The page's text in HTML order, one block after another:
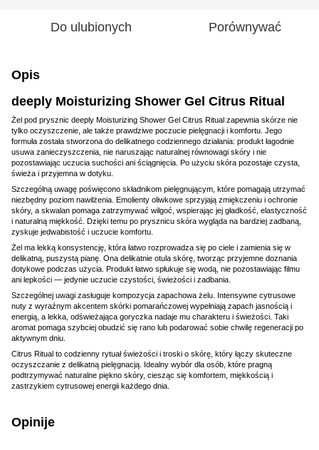
Do ulubionych Porównywać
Opis
deeply Moisturizing Shower Gel Citrus Ritual
Żel pod prysznic deeply Moisturizing Shower Gel Citrus Ritual zapewnia skórze nie
tylko oczyszczenie, ale także prawdziwe poczucie pielęgnacji i komfortu. Jego
formuła została stworzona do delikatnego codziennego działania: produkt łagodnie
usuwa zanieczyszczenia, nie naruszając naturalnej równowagi skóry i nie
pozostawiając uczucia suchości ani ściągnięcia. Po użyciu skóra pozostaje czysta,
świeża i przyjemna w dotyku.
Szczególną uwagę poświęcono składnikom pielęgnującym, które pomagają utrzymać
niezbędny poziom nawilżenia. Emolienty oliwkowe sprzyjają zmiękczeniu i ochronie
skóry, a skwalan pomaga zatrzymywać wilgoć, wspierając jej gładkość, elastyczność
i naturalną miękkość. Dzięki temu po prysznicu skóra wygląda na bardziej zadbaną,
zyskuje jedwabistość i uczucie komfortu.
Żel ma lekką konsystencję, która łatwo rozprowadza się po ciele i zamienia się w
delikatną, puszystą pianę. Ona delikatnie otula skórę, tworząc przyjemne doznania
dotykowe podczas użycia. Produkt łatwo spłukuje się wodą, nie pozostawiając filmu
ani lepkości — jedynie uczucie czystości, świeżości i zadbania.
Szczególnej uwagi zasługuje kompozycja zapachowa żelu. Intensywne cytrusowe
nuty z wyraźnym akcentem skórki pomarańczowej wypełniają zapach jasnością i
energią, a lekka, odświeżająca goryczka nadaje mu charakteru i świeżości. Taki
aromat pomaga szybciej obudzić się rano lub podarować sobie chwilę regeneracji po
aktywnym dniu.
Citrus Ritual to codzienny rytuał świeżości i troski o skórę, który łączy skuteczne
oczyszczanie z delikatną pielęgnacją. Idealny wybór dla osób, które pragną
podtrzymywać naturalne piękno skóry, ciesząc się komfortem, miękkością i
zastrzykiem cytrusowej energii każdego dnia.
Opinije